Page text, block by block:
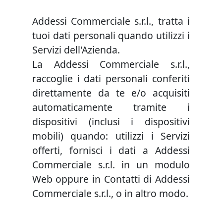
Addessi Commerciale s.r.l., tratta i
tuoi dati personali quando utilizzi i
Servizi dell'Azienda.
La Addessi Commerciale s.r.l.,
raccoglie i dati personali conferiti
direttamente da te e/o acquisiti
automaticamente tramite i
dispositivi (inclusi i dispositivi
mobili) quando: utilizzi i Servizi
offerti, fornisci i dati a Addessi
Commerciale s.r.l. in un modulo
Web oppure in Contatti di Addessi
Commerciale s.r.l., o in altro modo.